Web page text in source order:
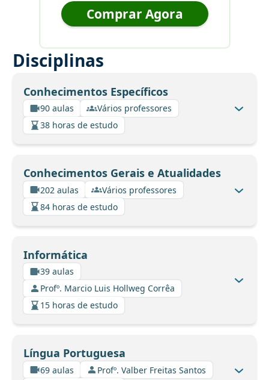
Comprar Agora
Disciplinas
Conhecimentos Específicos
90 aulas
Vários professores
38 horas de estudo
Conhecimentos Gerais e Atualidades
202 aulas
Vários professores
84 horas de estudo
Informática
39 aulas
Profº. Marcio Luis Hollweg Corrêa
15 horas de estudo
Língua Portuguesa
69 aulas
Profº. Valber Freitas Santos